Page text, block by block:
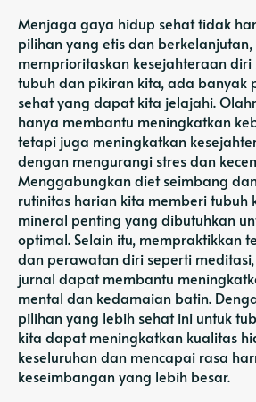
Menjaga gaya hidup sehat tidak
pilihan yang etis dan
memprioritaskan kesejahteraan diri
tubuh dan pikiran kita, ada banyak
sehat yang dapat kita jelajahi.
hanya membantu meningkatkan
tetapi juga meningkatkan
dengan mengurangi stres dan
Menggabungkan diet seimbang
rutinitas harian kita memberi tubuh
mineral penting yang dibutuhkan
optimal. Selain itu, mempraktikkan
dan perawatan diri seperti
jurnal dapat membantu
mental dan kedamaian batin.
pilihan yang lebih sehat ini untuk
kita dapat meningkatkan kualitas
keseluruhan dan mencapai rasa
keseimbangan yang lebih besar.